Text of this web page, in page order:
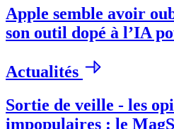
Apple semble avoir
son outil dopé à l’IA
Actualités
Sortie de veille - les
impopulaires : le